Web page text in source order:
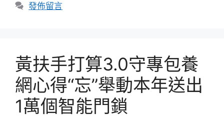
發佈留言
黃扶手打算3.0守專包養
網心得“忘”舉動本年送出
1萬個智能門鎖